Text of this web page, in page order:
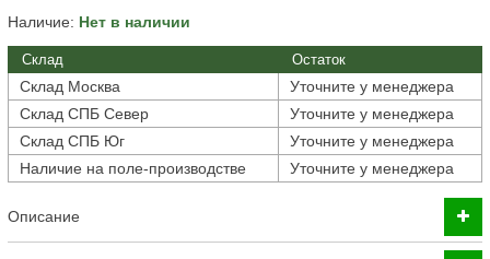
Наличие: Нет в наличии
Склад Остаток
Склад Москва
Уточните у менеджера
Склад СПБ Север
Уточните у менеджера
Склад СПБ Юг
Уточните у менеджера
Наличие на поле-производстве
Уточните у менеджера
Описание